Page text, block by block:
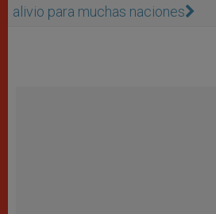
alivio para muchas naciones